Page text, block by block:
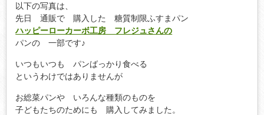
以下の写真は、
先日 通販で 購入した 糖質制限ふすまパン
ハッピーローカーボ工房 フレジュさんの
パンの 一部です♪
いつもいつも パンばっかり食べる
というわけではありませんが
お総菜パンや いろんな種類のものを
子どもたちのためにも 購入してみました。